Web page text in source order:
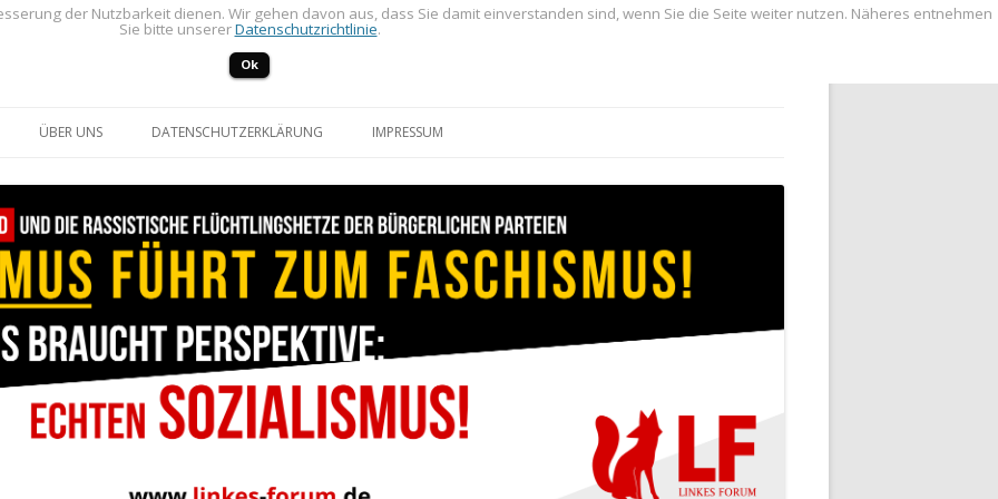
ÜBER UNS DATENSCHUTZERKLÄRUNG IMPRESSUM
der Nutzbarkeit dienen. Wir gehen davon aus, dass Sie damit einverstanden sind, wenn Sie die Seite weiter nutzen. Näheres entnehmen
Sie bitte unsererDatenschutzrichtlinie.
Ok